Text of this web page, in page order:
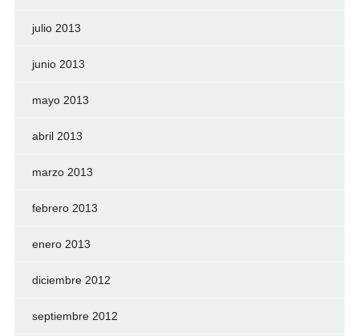
julio 2013
junio 2013
mayo 2013
abril 2013
marzo 2013
febrero 2013
enero 2013
diciembre 2012
septiembre 2012